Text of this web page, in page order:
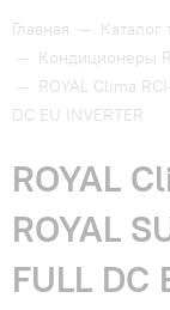
Как купить
Доставка и
Гарантия и
Монтаж
Главная — Каталог
— Кондиционеры
— ROYAL Clima
DC EU INVERTER
ROYAL
ROYAL
FULL DC